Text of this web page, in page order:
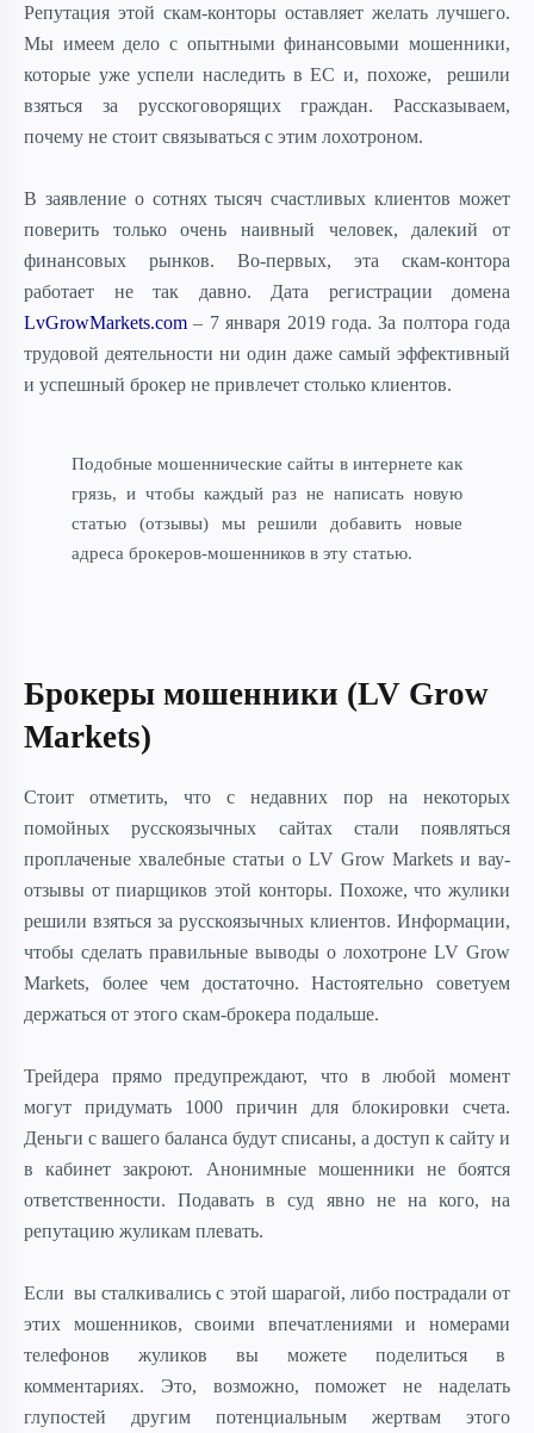
Репутация этой скам-конторы оставляет желать лучшего.
Мы имеем дело с опытными финансовыми мошенники,
которые уже успели наследить в ЕС и, похоже, решили
взяться за русскоговорящих граждан. Рассказываем,
почему не стоит связываться с этим лохотроном.
В заявление о сотнях тысяч счастливых клиентов может
поверить только очень наивный человек, далекий от
финансовых рынков. Во-первых, эта скам-контора
работает не так давно. Дата регистрации домена
LvGrowMarkets.com – 7 января 2019 года. За полтора года
трудовой деятельности ни один даже самый эффективный
и успешный брокер не привлечет столько клиентов.
Подобные мошеннические сайты в интернете как
грязь, и чтобы каждый раз не написать новую
статью (отзывы) мы решили добавить новые
адреса брокеров-мошенников в эту статью.
Брокеры мошенники (LV Grow
Markets)
Стоит отметить, что с недавних пор на некоторых
помойных русскоязычных сайтах стали появляться
проплаченые хвалебные статьи о LV Grow Markets и вау-
отзывы от пиарщиков этой конторы. Похоже, что жулики
решили взяться за русскоязычных клиентов. Информации,
чтобы сделать правильные выводы о лохотроне LV Grow
Markets, более чем достаточно. Настоятельно советуем
держаться от этого скам-брокера подальше.
Трейдера прямо предупреждают, что в любой момент
могут придумать 1000 причин для блокировки счета.
Деньги с вашего баланса будут списаны, а доступ к сайту и
в кабинет закроют. Анонимные мошенники не боятся
ответственности. Подавать в суд явно не на кого, на
репутацию жуликам плевать.
Если вы сталкивались с этой шарагой, либо пострадали от
этих мошенников, своими впечатлениями и номерами
телефонов жуликов вы можете поделиться в
комментариях. Это, возможно, поможет не наделать
глупостей другим потенциальным жертвам этого